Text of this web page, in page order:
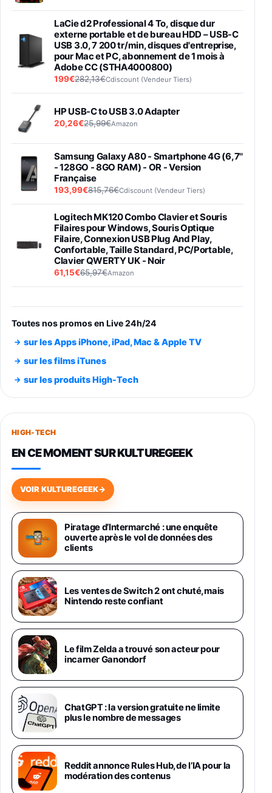
LaCie d2 Professional 4 To, disque dur
externe portable et de bureau HDD – USB-C
USB 3.0, 7 200 tr/min, disques d'entreprise,
pour Mac et PC, abonnement de 1 mois à
Adobe CC (STHA4000800)
199€282,13€Cdiscount (Vendeur Tiers)
HP USB-C to USB 3.0 Adapter
20,26€25,99€Amazon
Samsung Galaxy A80 - Smartphone 4G (6,7''
- 128GO - 8GO RAM) - OR - Version
Française
193,99€815,76€Cdiscount (Vendeur Tiers)
Logitech MK120 Combo Clavier et Souris
Filaires pour Windows, Souris Optique
Filaire, Connexion USB Plug And Play,
Confortable, Taille Standard, PC/Portable,
Clavier QWERTY UK - Noir
61,15€65,97€Amazon
entraénement direct 3 vitesses (33-45-78
trs/min) avec pre-ampli intégré et port USB
Smartphone SAMSUNG Galaxy S26 Ultra
891,99€1199€Fnac (Vendeur Tiers)
Smartphone SAMSUNG Galaxy S26+ Violet
749,99€
648,63€834,71€
Samsung Galaxy Miracle Ultra, Smartphone
Android 5G avec Galaxy AI, 512 Go,
Chargeur Secteur Rapide 25W Inclus,
Smartphone déverrouillé, Noir, Version FR
1019€
Galaxy S26 Ultra 512 Go Bleu
1019€1399€ Fnac (Vendeur Tiers)
Galaxy S26 Ultra 256 Go Violet
892€1199€Fnac (Vendeur Tiers)
Philips SHK2000BL - Casque Enfant - Bleu &
Répartiteur Audio 5 Casques, Blanc
24,94€29,96€Fnac (Vendeur Tiers)
Asus RT-AC59U Routeur sans Fil Double
Bande Gigabit (Serveur et Client VPN, Triple
Vlan, Mode Point d'accès et Bridge, contrôle
Parental, Qos)
39,72€50,42€Amazon
Toutes nos promos en Live 24h/24
sur les Apps iPhone, iPad, Mac & Apple TV
sur les films iTunes
sur les produits High-Tech
HIGH-TECH
EN CE MOMENT SUR KULTUREGEEK
VOIR KULTUREGEEK→
Piratage d’Intermarché : une enquête
ouverte après le vol de données des
clients
Les ventes de Switch 2 ont chuté, mais
Nintendo reste confiant
Le film Zelda a trouvé son acteur pour
incarner Ganondorf
ChatGPT : la version gratuite ne limite
plus le nombre de messages
Reddit annonce Rules Hub, de l’IA pour la
modération des contenus